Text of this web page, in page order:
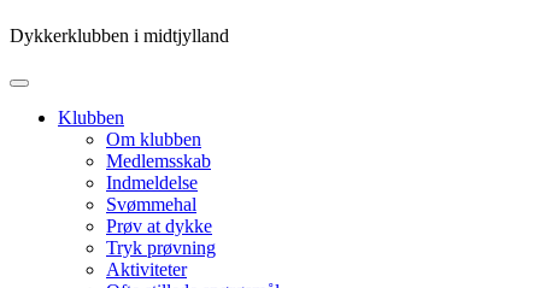
Dykkerklubben i midtjylland
Klubben
Om klubben
Medlemsskab
Indmeldelse
Svømmehal
Prøv at dykke
Tryk prøvning
Aktiviteter